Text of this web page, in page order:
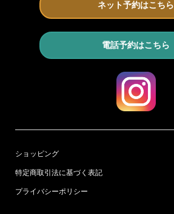
ネット予約はこちら
電話予約はこちら
ショッピング
特定商取引法に基づく表記
プライバシーポリシー